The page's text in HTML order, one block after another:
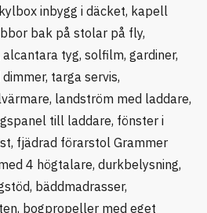
inbygg i däcket, kapell
bak på stolar på fly,
tyg, solfilm, gardiner,
targa servis,
landström med laddare,
till laddare, fönster i
fjädrad förarstol Grammer
4 högtalare, durkbelysning,
bäddmadrasser,
bogpropeller med eget